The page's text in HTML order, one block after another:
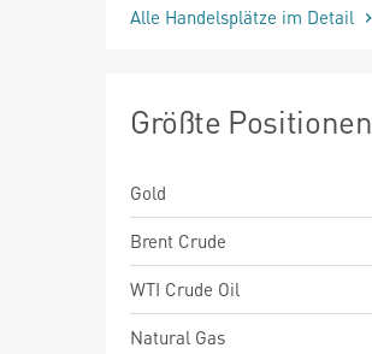
Alle Handelsplätze im Detail
Größte Positionen
Gold
Brent Crude
WTI Crude Oil
Natural Gas